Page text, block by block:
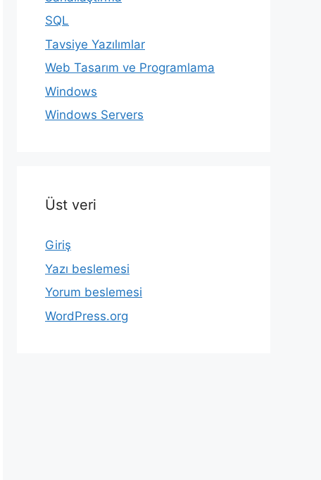
SQL
Tavsiye Yazılımlar
Web Tasarım ve Programlama
Windows
Windows Servers
Üst veri
Giriş
Yazı beslemesi
Yorum beslemesi
WordPress.org